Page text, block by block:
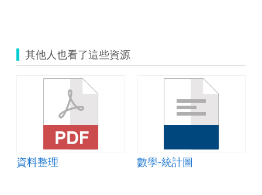
其他人也看了這些資源
資料整理 數學-統計圖